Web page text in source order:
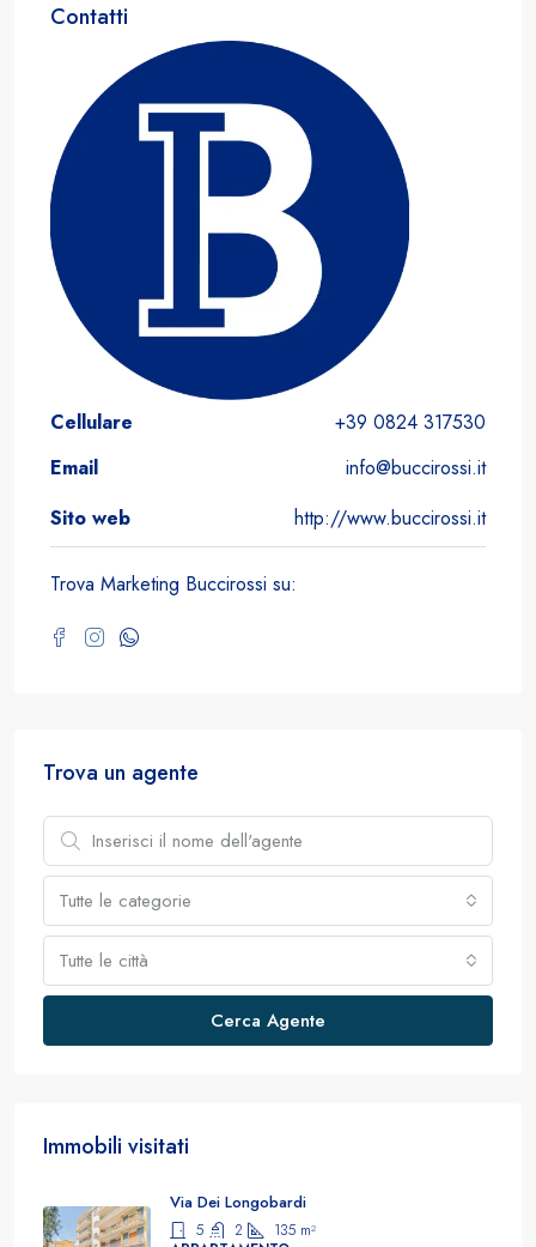
Contatti
Cellulare
+39 0824 317530
Email
info@buccirossi.it
Sito web
http://www.buccirossi.it
Trova Marketing Buccirossi su:
Trova un agente
Tutte le categorie
Tutte le città
Cerca Agente
Immobili visitati
Via Dei Longobardi
5 2 135 m²